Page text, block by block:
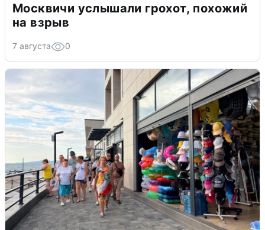
Москвичи услышали грохот, похожий
на взрыв
7 августа 0